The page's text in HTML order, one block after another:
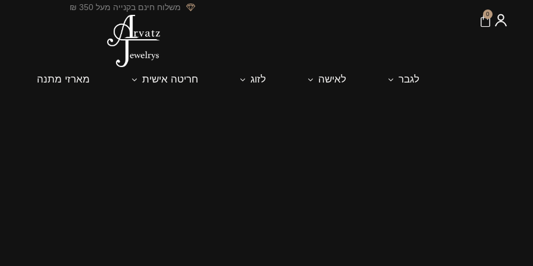
משלוח חינם בקנייה מעל 350 ₪
0
לגבר לאישה לזוג חריטה אישית מארזי מתנה